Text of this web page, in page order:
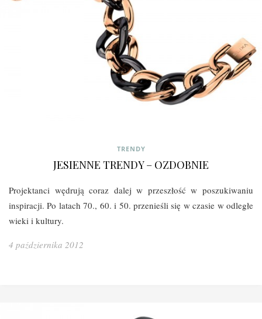
TRENDY
JESIENNE TRENDY – OZDOBNIE
Projektanci wędrują coraz dalej w przeszłość w poszukiwaniu
inspiracji. Po latach 70., 60. i 50. przenieśli się w czasie w odległe
wieki i kultury.
4 października 2012